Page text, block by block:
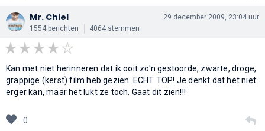
Mr. Chiel
1554 berichten 4064 stemmen
29 december 2009, 23:04 uur
Kan met niet herinneren dat ik ooit zo'n gestoorde, zwarte, droge,
grappige (kerst) film heb gezien. ECHT TOP! Je denkt dat het niet
erger kan, maar het lukt ze toch. Gaat dit zien!!!
0